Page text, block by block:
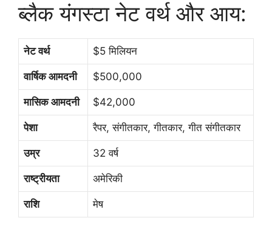
ब्लैक यंगस्टा नेट वर्थ और आय:
नेट वर्थ $5 मिलियन
वार्षिक आमदनी $500,000
मासिक आमदनी $42,000
पेशा रैपर, संगीतकार, गीतकार, गीत संगीतकार
उम्र 32 वर्ष
राष्ट्रीयता अमेरिकी
राशि मेष